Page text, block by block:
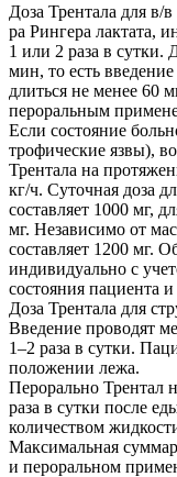
Доза Трентала для
ра Рингера лактата,
1 или 2 раза в сутки.
мин, то есть
длиться не менее 60
пероральным
Если состояние
трофические язвы),
Трентала на
кг/ч. Суточная доза
составляет 1000 мг,
мг. Независимо от
составляет 1200 мг.
индивидуально с
состояния пациента
Доза Трентала для
Введение проводят
1–2 раза в сутки.
положении лежа.
Перорально Трентал
раза в сутки после
количеством
Максимальная
и пероральном